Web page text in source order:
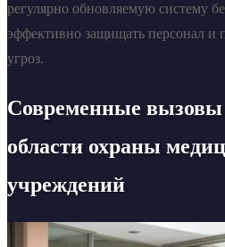
регулярно обновляемую систему
эффективно защищать персонал и
угроз.
Современные вызовы
области охраны
учреждений